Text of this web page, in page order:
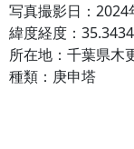
写真撮影日：2024
緯度経度：
所在地：千葉県木
種類：庚申塔